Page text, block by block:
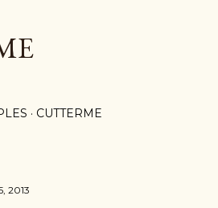
CUTTERME
2013